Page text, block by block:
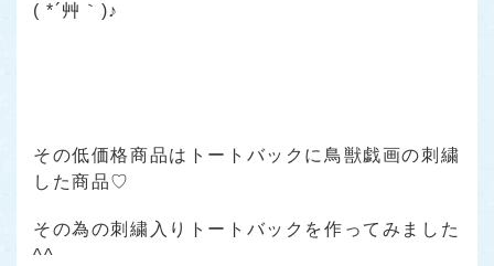
( *´艸｀)♪
その低価格商品はトートバックに鳥獣戯画の刺繍
した商品♡
その為の刺繍入りトートバックを作ってみました
^^